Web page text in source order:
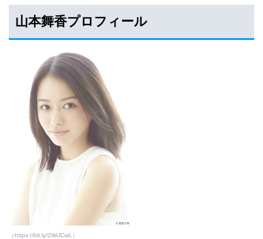
山本舞香プロフィール
（https://bit.ly/2WiJCwL）